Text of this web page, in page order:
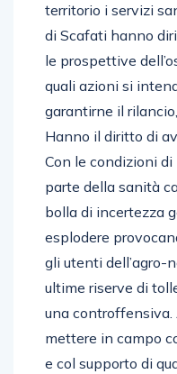
territorio i servizi
di Scafati hanno
le prospettive
quali azioni si
garantirne il
Hanno il diritto di
Con le condizioni
parte della sanità
bolla di incertezza
esplodere
gli utenti dell’agro-
ultime riserve di
una
mettere in campo
e col supporto di